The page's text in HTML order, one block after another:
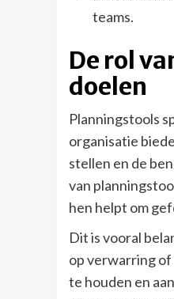
teams.
De rol
doelen
Planningstools
organisatie
stellen en de
van
hen helpt om
Dit is vooral
op verwarring of
te houden en